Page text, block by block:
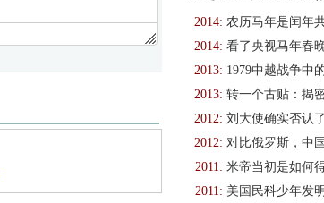
2014: 农历马年是闰年
2014: 看了央视马年春
2013: 1979中越战争中
2013: 转一个古贴：揭
2012: 刘大使确实否认
2012: 对比俄罗斯，中
2011: 米帝当初是如何
2011: 美国民科少年发